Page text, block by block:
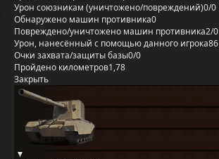
Урон союзникам (уничтожено/повреждений)0/0
Обнаружено машин противника0
Повреждено/уничтожено машин противника2/0
Урон, нанесённый с помощью данного игрока86
Очки захвата/защиты базы0/0
Пройдено километров1,78
Закрыть